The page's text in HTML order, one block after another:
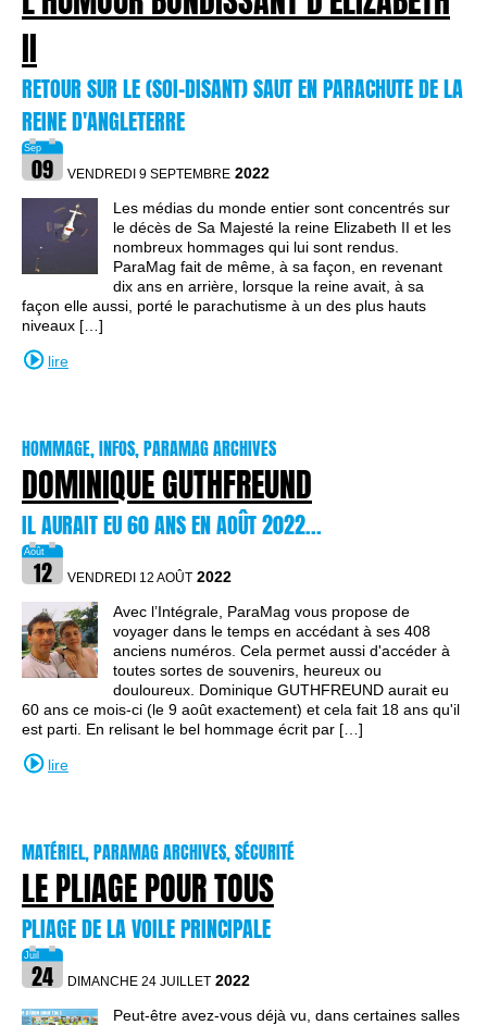
II
RETOUR SUR LE (SOI-DISANT) SAUT EN PARACHUTE DE LA
REINE D'ANGLETERRE
VENDREDI 9 SEPTEMBRE 2022
Les médias du monde entier sont concentrés sur
le décès de Sa Majesté la reine Elizabeth II et les
nombreux hommages qui lui sont rendus.
ParaMag fait de même, à sa façon, en revenant
dix ans en arrière, lorsque la reine avait, à sa
façon elle aussi, porté le parachutisme à un des plus hauts
niveaux […]
lire
HOMMAGE, INFOS, PARAMAG ARCHIVES
DOMINIQUE GUTHFREUND
IL AURAIT EU 60 ANS EN AOÛT 2022...
VENDREDI 12 AOÛT 2022
Avec l’Intégrale, ParaMag vous propose de
voyager dans le temps en accédant à ses 408
anciens numéros. Cela permet aussi d'accéder à
toutes sortes de souvenirs, heureux ou
douloureux. Dominique GUTHFREUND aurait eu
60 ans ce mois-ci (le 9 août exactement) et cela fait 18 ans qu'il
est parti. En relisant le bel hommage écrit par […]
lire
MATÉRIEL, PARAMAG ARCHIVES, SÉCURITÉ
LE PLIAGE POUR TOUS
PLIAGE DE LA VOILE PRINCIPALE
DIMANCHE 24 JUILLET 2022
Peut-être avez-vous déjà vu, dans certaines salles